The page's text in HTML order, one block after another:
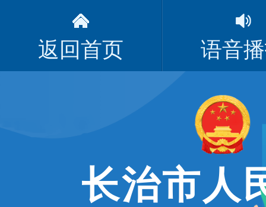
返回首页 语音
长治市人